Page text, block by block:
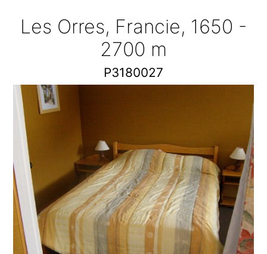
Les Orres, Francie, 1650 -
2700 m
P3180027